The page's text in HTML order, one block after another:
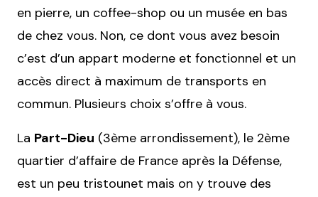
en pierre, un coffee-shop ou un musée en bas
de chez vous. Non, ce dont vous avez besoin
c’est d’un appart moderne et fonctionnel et un
accès direct à maximum de transports en
commun. Plusieurs choix s’offre à vous.
La Part-Dieu (3ème arrondissement), le 2ème
quartier d’affaire de France après la Défense,
est un peu tristounet mais on y trouve des